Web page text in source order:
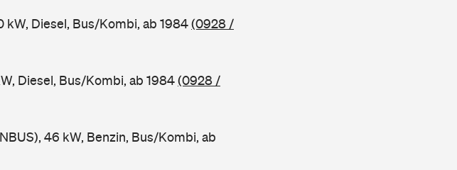
kW, Diesel, Bus/Kombi, ab 1984(0928 /
Diesel, Bus/Kombi, ab 1984(0928 /
46 kW, Benzin, Bus/Kombi, ab